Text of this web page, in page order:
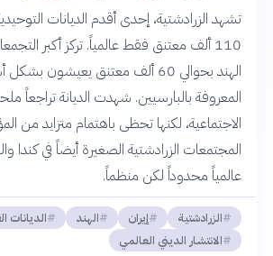
تشهد الزرادشتية، إحدى أقدم الديانات
الهند بحوالي 60 ألف معتنق
المعروفة بالبارسيين. شهدت الديانة تراجعاً
الاجتماعية، لكنها تحظى باهتمام متزايد من
المجتمعات الزرادشتية الصغيرة أيضاً في كندا
عالمياً محدوداً لكن منظماً.
الزرادشتية إيران الهند الديانات
الانتشار الديني العالمي